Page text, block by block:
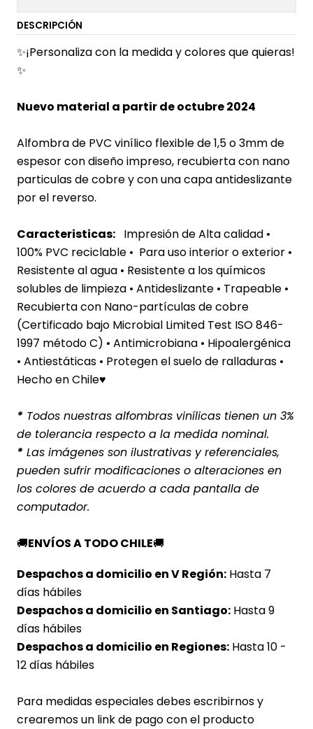
DESCRIPCIÓN
✨¡Personaliza con la medida y colores que quieras!
✨
Nuevo material a partir de octubre 2024
Alfombra de PVC vinílico flexible de 1,5 o 3mm de
espesor con diseño impreso, recubierta con nano
particulas de cobre y con una capa antideslizante
por el reverso.
Caracteristicas: Impresión de Alta calidad •
100% PVC reciclable • Para uso interior o exterior •
Resistente al agua • Resistente a los químicos
solubles de limpieza • Antideslizante • Trapeable •
Recubierta con Nano-partículas de cobre
(Certificado bajo Microbial Limited Test ISO 846-
1997 método C) • Antimicrobiana • Hipoalergénica
• Antiestáticas • Protegen el suelo de ralladuras •
Hecho en Chile♥
* Todos nuestras alfombras vinílicas tienen un 3%
de tolerancia respecto a la medida nominal.
* Las imágenes son ilustrativas y referenciales,
pueden sufrir modificaciones o alteraciones en
los colores de acuerdo a cada pantalla de
computador.
🚚ENVÍOS A TODO CHILE🚚
Despachos a domicilio en V Región: Hasta 7
días hábiles
Despachos a domicilio en Santiago: Hasta 9
días hábiles
Despachos a domicilio en Regiones: Hasta 10 -
12 días hábiles
Para medidas especiales debes escribirnos y
crearemos un link de pago con el producto